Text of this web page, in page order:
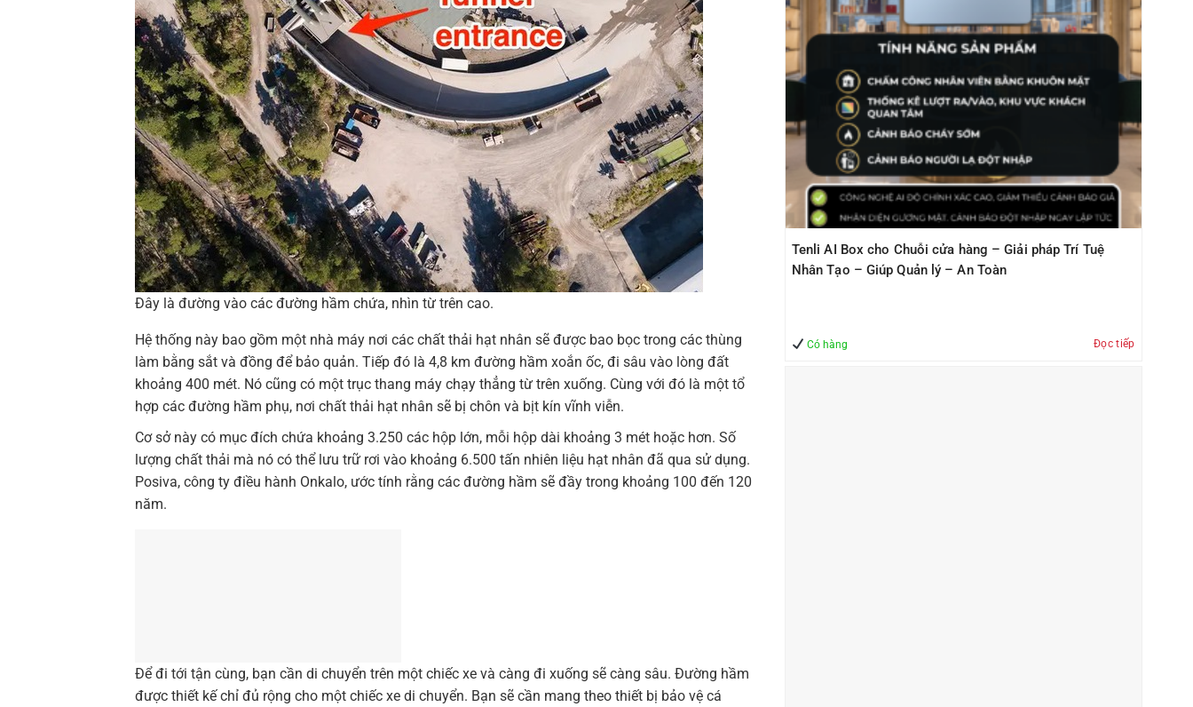
Đây là đường vào các đường hầm chứa, nhìn từ trên cao.
Hệ thống này bao gồm một nhà máy nơi các chất thải hạt nhân sẽ được bao bọc trong các thùng
làm bằng sắt và đồng để bảo quản. Tiếp đó là 4,8 km đường hầm xoắn ốc, đi sâu vào lòng đất
khoảng 400 mét. Nó cũng có một trục thang máy chạy thẳng từ trên xuống. Cùng với đó là một tổ
hợp các đường hầm phụ, nơi chất thải hạt nhân sẽ bị chôn và bịt kín vĩnh viễn.
Cơ sở này có mục đích chứa khoảng 3.250 các hộp lớn, mỗi hộp dài khoảng 3 mét hoặc hơn. Số
lượng chất thải mà nó có thể lưu trữ rơi vào khoảng 6.500 tấn nhiên liệu hạt nhân đã qua sử dụng.
Posiva, công ty điều hành Onkalo, ước tính rằng các đường hầm sẽ đầy trong khoảng 100 đến 120
năm.
Để đi tới tận cùng, bạn cần di chuyển trên một chiếc xe và càng đi xuống sẽ càng sâu. Đường hầm
được thiết kế chỉ đủ rộng cho một chiếc xe di chuyển. Bạn sẽ cần mang theo thiết bị bảo vệ cá
Tenli AI Box cho Chuỗi cửa hàng – Giải pháp Trí Tuệ
Nhân Tạo – Giúp Quản lý – An Toàn
Có hàng Đọc tiếp